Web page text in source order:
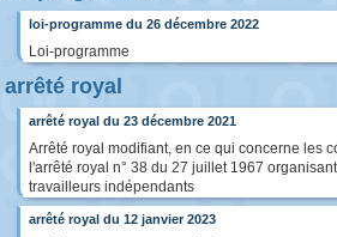
loi-programme du 26 décembre 2022
Loi-programme
arrêté royal
arrêté royal du 23 décembre 2021
Arrêté royal modifiant, en ce qui concerne les
l'arrêté royal n° 38 du 27 juillet 1967
travailleurs indépendants
arrêté royal du 12 janvier 2023